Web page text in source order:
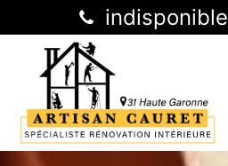
indisponible